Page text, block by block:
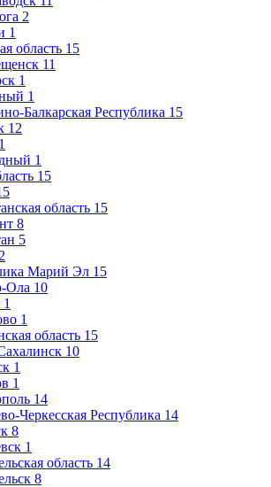
2
1
область 15
11
1
1
Балкарская Республика 15
12
1
1
15
область 15
8
5
2
Марий Эл 15
Ола 10
1
1
область 15
10
1
1
14
Черкесская Республика 14
8
1
область 14
8